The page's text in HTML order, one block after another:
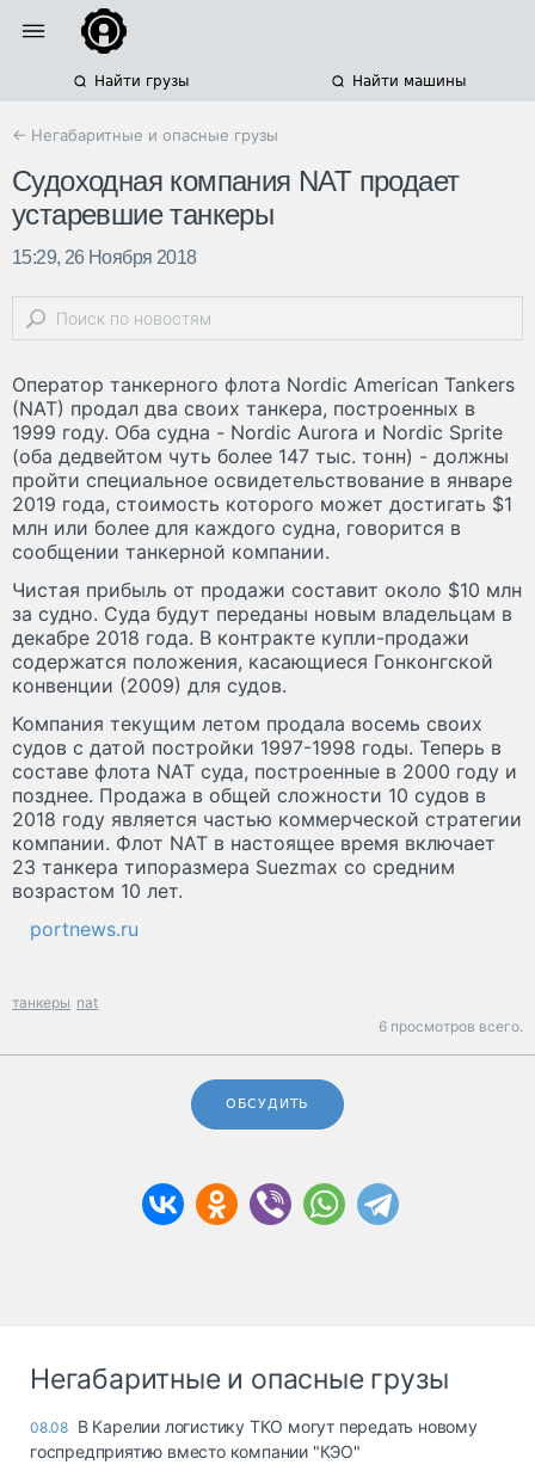
Найти грузы Найти машины
← Негабаритные и опасные грузы
Судоходная компания NAT продает
устаревшие танкеры
15:29, 26 Ноября 2018
Оператор танкерного флота Nordic American Tankers
(NAT) продал два своих танкера, построенных в
1999 году. Оба судна - Nordic Aurora и Nordic Sprite
(оба дедвейтом чуть более 147 тыс. тонн) - должны
пройти специальное освидетельствование в январе
2019 года, стоимость которого может достигать $1
млн или более для каждого судна, говорится в
сообщении танкерной компании.
Чистая прибыль от продажи составит около $10 млн
за судно. Суда будут переданы новым владельцам в
декабре 2018 года. В контракте купли-продажи
содержатся положения, касающиеся Гонконгской
конвенции (2009) для судов.
Компания текущим летом продала восемь своих
судов с датой постройки 1997-1998 годы. Теперь в
составе флота NAT суда, построенные в 2000 году и
позднее. Продажа в общей сложности 10 судов в
2018 году является частью коммерческой стратегии
компании. Флот NAT в настоящее время включает
23 танкера типоразмера Suezmax со средним
возрастом 10 лет.
portnews.ru
танкеры nat
6 просмотров всего.
ОБСУДИТЬ
Негабаритные и опасные грузы
08.08 В Карелии логистику ТКО могут передать новому
госпредприятию вместо компании "КЭО"